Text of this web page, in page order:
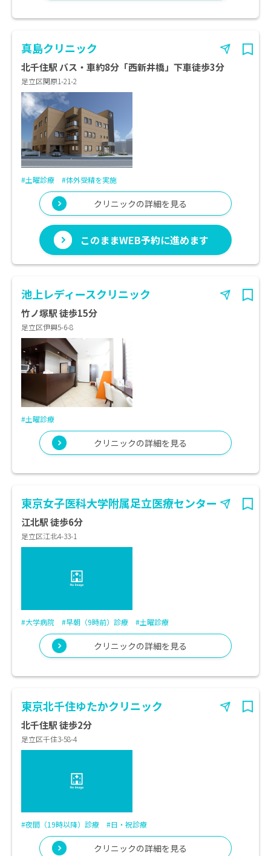
真島クリニック
北千住駅 バス・車約8分「西新井橋」下車徒歩3分
足立区関原1-21-2
#土曜診療 #体外受精を実施
クリニックの詳細を見る
このままWEB予約に進めます
池上レディースクリニック
竹ノ塚駅 徒歩15分
足立区伊興5-6-8
#土曜診療
クリニックの詳細を見る
東京女子医科大学附属足立医療センター
江北駅 徒歩6分
足立区江北4-33-1
#大学病院 #早朝（9時前）診療 #土曜診療
クリニックの詳細を見る
東京北千住ゆたかクリニック
北千住駅 徒歩2分
足立区千住3-58-4
#夜間（19時以降）診療 #日・祝診療
クリニックの詳細を見る